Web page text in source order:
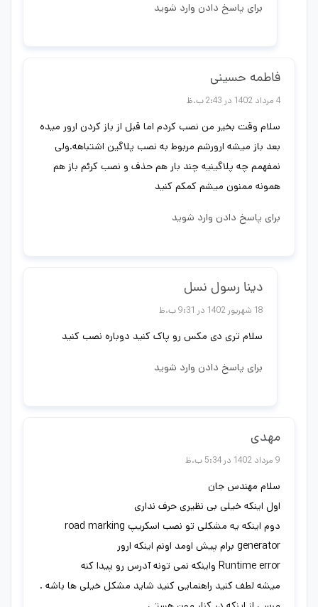
برای پاسخ دادن وارد شوید
فاطمه حسینی
4 مرداد 1402 در 2:43 ب.ظ
سلام وقت بخیر من نصب کردم اما قبل از باز کردن ارور میده
بعد باز میشه ارورشم مربوط به نصب پلاگین اشتباهه.ولی
نمفهمم چه پلاگینیه چند بار هم حذف و نصب کرئم باز هم
همونه ممنون میشم کمکم کنید
برای پاسخ دادن وارد شوید
دینا رسول نسل
18 شهریور 1402 در 9:31 ب.ظ
سلام تری دی مکس رو پاک کنید دوباره نصب کنید
برای پاسخ دادن وارد شوید
مهدی
9 مرداد 1402 در 5:34 ب.ظ
سلام مهندس جان
اول اینکه خیلی بی نظیری حرف نداری
دوم اینکه یه مشکلی تو نصب اسکریپ road marking
generator برام پیش اومد اونم اینکه ارور
Runtime error واینکه نمی تونه آدرس رو پیدا کنه
میشه لطف کنید راهنمایی کنید شاید مشکل خیلی ها باشه .